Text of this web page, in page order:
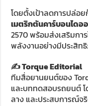
โดยตั้งเป้าลดการปล่อ
เมตริกตันคาร์บอนไดอ
2570 พร้อมส่งเสริมกา
พลังงานอย่างมีประสิท
✍️ Torque Editorial
ทีมสื่อยานยนต์ของ
และบททดสอบรถยนต์
ลาง และประสบการณ์จ